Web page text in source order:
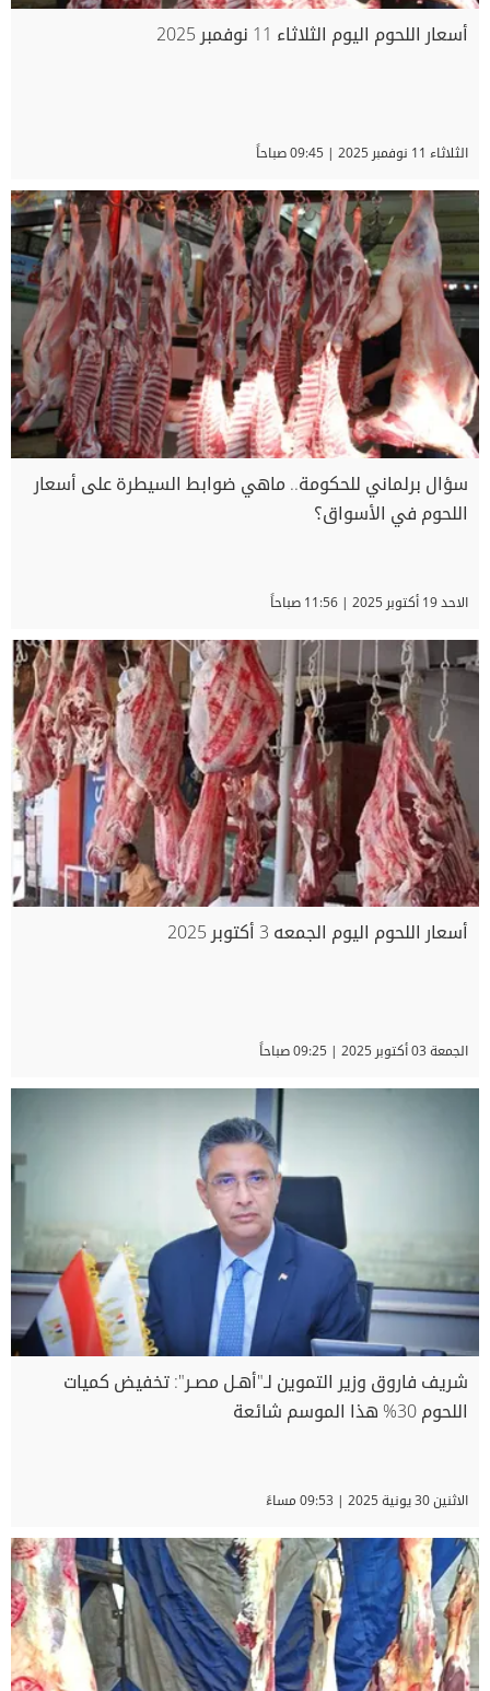
أسعار اللحوم اليوم الثلاثاء 11 نوفمبر 2025
الثلاثاء 11 نوفمبر 2025 | 09:45 صباحاً
سؤال برلماني للحكومة.. ماهي ضوابط السيطرة على أسعار
اللحوم في الأسواق؟
الاحد 19 أكتوبر 2025 | 11:56 صباحاً
أسعار اللحوم اليوم الجمعه 3 أكتوبر 2025
الجمعة 03 أكتوبر 2025 | 09:25 صباحاً
شريف فاروق وزير التموين لـ"أهـل مصـر": تخفيض كميات
اللحوم 30% هذا الموسم شائعة
الاثنين 30 يونية 2025 | 09:53 مساءً